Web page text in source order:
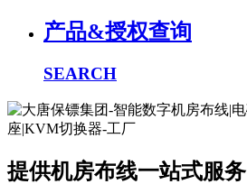
产品&授权查询
SEARCH
提供机房布线一站式服务